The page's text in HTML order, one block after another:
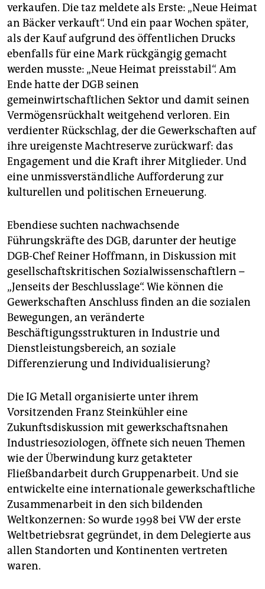
verkaufen. Die taz meldete als Erste: „Neue Heimat
an Bäcker verkauft“. Und ein paar Wochen später,
als der Kauf aufgrund des öffentlichen Drucks
ebenfalls für eine Mark rückgängig gemacht
werden musste: „Neue Heimat preisstabil“. Am
Ende hatte der DGB seinen
gemeinwirtschaftlichen Sektor und damit seinen
Vermögensrückhalt weitgehend verloren. Ein
verdienter Rückschlag, der die Gewerkschaften auf
ihre ureigenste Machtreserve zurückwarf: das
Engagement und die Kraft ihrer Mitglieder. Und
eine unmissverständliche Aufforderung zur
kulturellen und politischen Erneuerung.
Ebendiese suchten nachwachsende
Führungskräfte des DGB, darunter der heutige
DGB-Chef Reiner Hoffmann, in Diskussion mit
gesellschaftskritischen Sozialwissenschaftlern –
„Jenseits der Beschlusslage“. Wie können die
Gewerkschaften Anschluss finden an die sozialen
Bewegungen, an veränderte
Beschäftigungsstrukturen in Industrie und
Dienstleistungsbereich, an soziale
Differenzierung und Individualisierung?
Die IG Metall organisierte unter ihrem
Vorsitzenden Franz Steinkühler eine
Zukunftsdiskussion mit gewerkschaftsnahen
Industriesoziologen, öffnete sich neuen Themen
wie der Überwindung kurz getakteter
Fließbandarbeit durch Gruppenarbeit. Und sie
entwickelte eine internationale gewerkschaftliche
Zusammenarbeit in den sich bildenden
Weltkonzernen: So wurde 1998 bei VW der erste
Weltbetriebsrat gegründet, in dem Delegierte aus
allen Standorten und Kontinenten vertreten
waren.